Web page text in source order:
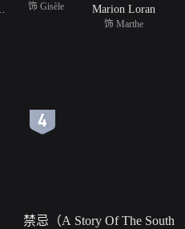
饰 Gisèle Marion Loran
饰 Marthe
禁忌（A Story Of The South